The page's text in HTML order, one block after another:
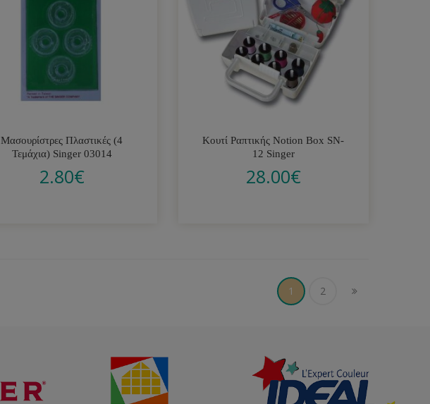
Μασουρίστρες Πλαστικές (4
Τεμάχια) Singer 03014
2.80€
Κουτί Ραπτικής Notion Box SN-
12 Singer
28.00€
1 2